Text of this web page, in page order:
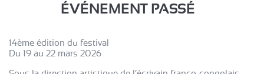
ÉVÉNEMENT PASSÉ
14ème édition du festival
Du 19 au 22 mars 2026